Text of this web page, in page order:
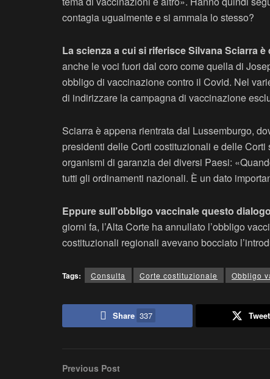
contagia ugualmente e si ammala lo stesso?
La scienza a cui si riferisce Silvana Sciarra
anche le voci fuori dal coro come quella di
obbligo di vaccinazione contro il Covid. Nel
di indirizzare la campagna di vaccinazione
Sciarra è appena rientrata dal Lussemburgo,
presidenti delle Corti costituzionali e delle
organismi di garanzia dei diversi Paesi:
tutti gli ordinamenti nazionali. È un dato
Eppure sull’obbligo vaccinale questo
giorni fa, l’Alta Corte ha annullato l’obbligo
costituzionali regionali avevano bocciato
Tags: Consulta Corte costituzionale Obbligo
Share 337 Tweet
Previous Post